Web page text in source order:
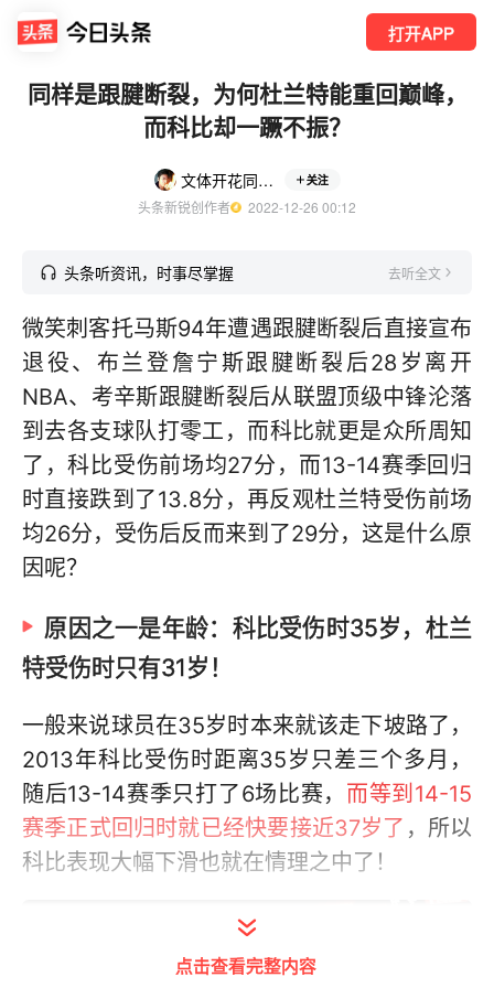
打开APP
同样是跟腱断裂，为何杜兰特能重回巅峰，
而科比却一蹶不振？
文体开花同平章事 关注
头条新锐创作者
  2022-12-26 00:12
头条听资讯，时事尽掌握 去听全文
微笑刺客托马斯94年遭遇跟腱断裂后直接宣布
退役、布兰登詹宁斯跟腱断裂后28岁离开
NBA、考辛斯跟腱断裂后从联盟顶级中锋沦落
到去各支球队打零工，而科比就更是众所周知
了，科比受伤前场均27分，而13-14赛季回归
时直接跌到了13.8分，再反观杜兰特受伤前场
均26分，受伤后反而来到了29分，这是什么原
因呢？
原因之一是年龄：科比受伤时35岁，杜兰
特受伤时只有31岁！
一般来说球员在35岁时本来就该走下坡路了，
2013年科比受伤时距离35岁只差三个多月，
随后13-14赛季只打了6场比赛， 而等到14-15
赛季正式回归时就已经快要接近37岁了 ，所以
科比表现大幅下滑也就在情理之中了！
点击查看完整内容